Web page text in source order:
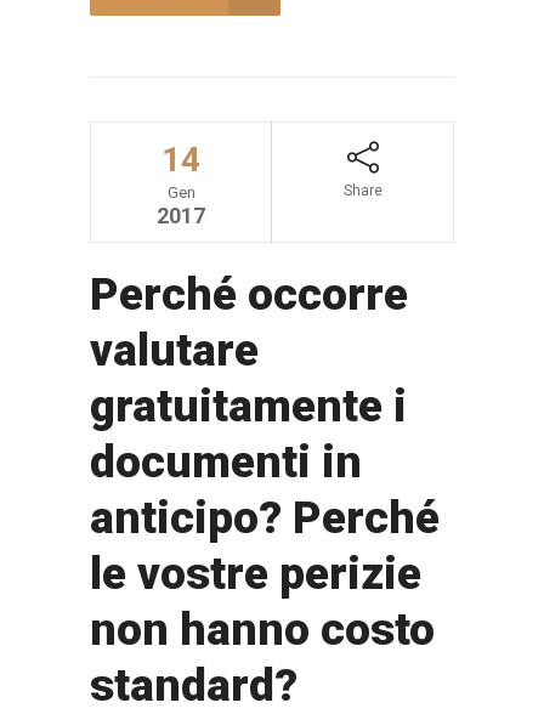
14
Gen
2017
Share
Perché occorre
valutare
gratuitamente i
documenti in
anticipo? Perché
le vostre perizie
non hanno costo
standard?